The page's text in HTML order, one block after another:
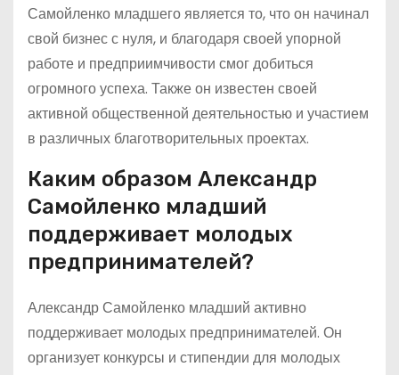
Самойленко младшего является то, что он начинал
свой бизнес с нуля, и благодаря своей упорной
работе и предприимчивости смог добиться
огромного успеха. Также он известен своей
активной общественной деятельностью и участием
в различных благотворительных проектах.
Каким образом Александр
Самойленко младший
поддерживает молодых
предпринимателей?
Александр Самойленко младший активно
поддерживает молодых предпринимателей. Он
организует конкурсы и стипендии для молодых